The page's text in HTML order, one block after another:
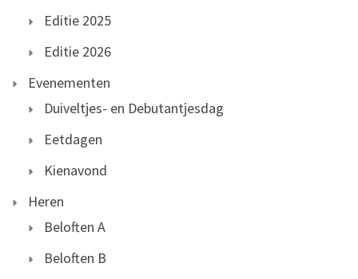
Editie 2025
Editie 2026
Evenementen
Duiveltjes- en Debutantjesdag
Eetdagen
Kienavond
Heren
Beloften A
Beloften B